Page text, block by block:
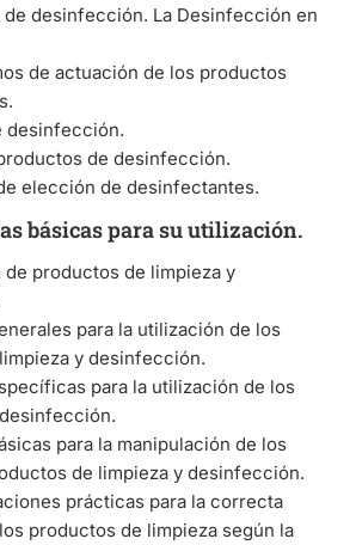
de desinfección. La Desinfección en
de actuación de los productos
desinfección.
de desinfección.
elección de desinfectantes.
básicas para su utilización.
de productos de limpieza y
para la utilización de los
y desinfección.
para la utilización de los
para la manipulación de los
de limpieza y desinfección.
prácticas para la correcta
productos de limpieza según la